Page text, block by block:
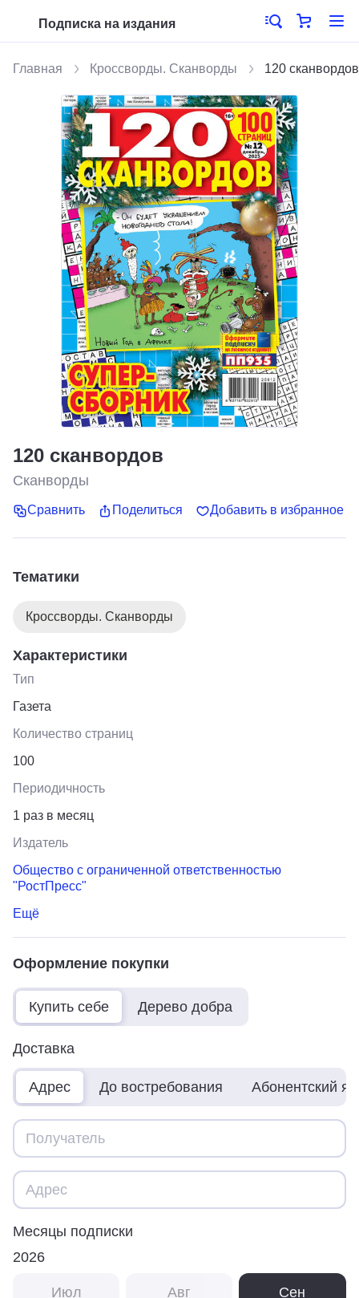
Подписка на издания
Главная Кроссворды. Сканворды 120 сканвордов
120 сканвордов
Сканворды
Сравнить Поделиться Добавить в избранное
Тематики
Кроссворды. Сканворды
Характеристики
Тип
Газета
Количество страниц
100
Периодичность
1 раз в месяц
Издатель
Общество с ограниченной ответственностью
"РостПресс"
Ещё
Оформление покупки
Купить себе Дерево добра
Доставка
Адрес До востребования Абонентский
Месяцы подписки
2026
Июл Авг Сен